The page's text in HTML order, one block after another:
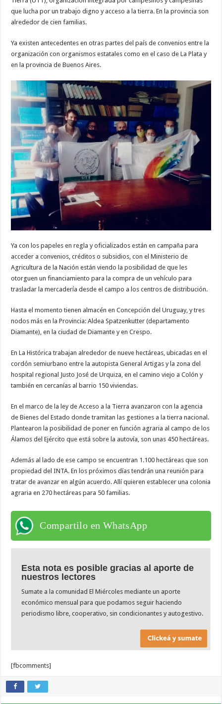
que lucha por un trabajo digno y acceso a la tierra. En la provincia son
alrededor de cien familias.
Ya existen antecedentes en otras partes del país de convenios entre la
organización con organismos estatales como en el caso de La Plata y
en la provincia de Buenos Aires.
Ya con los papeles en regla y oficializados están en campaña para
acceder a convenios, créditos o subsidios, con el Ministerio de
Agricultura de la Nación están viendo la posibilidad de que les
otorguen un financiamiento para la compra de un vehículo para
trasladar la mercadería desde el campo a los centros de distribución.
Hasta el momento tienen almacén en Concepción del Uruguay, y tres
nodos más en la Provincia: Aldea Spatzenkutter (departamento
Diamante), en la ciudad de Diamante y en Crespo.
En La Histórica trabajan alrededor de nueve hectáreas, ubicadas en el
cordón semiurbano entre la autopista General Artigas y la zona del
hospital regional Justo José de Urquiza, en el camino viejo a Colón y
también en cercanías al barrio 150 viviendas.
En el marco de la ley de Acceso a la Tierra avanzaron con la agencia
de Bienes del Estado donde tramitan las gestiones a la tierra nacional.
Plantearon la posibilidad de poner en función agraria al campo de los
Álamos del Ejército que está sobre la autovía, son unas 450 hectáreas.
Además al lado de ese campo se encuentran 1.100 hectáreas que son
propiedad del INTA. En los próximos días tendrán una reunión para
tratar de avanzar en algún acuerdo. Allí quieren establecer una colonia
agraria en 270 hectáreas para 50 familias.
Compartilo en WhatsApp
Esta nota es posible gracias al aporte de
nuestros lectores
Sumate a la comunidad El Miércoles mediante un aporte
económico mensual para que podamos seguir haciendo
periodismo libre, cooperativo, sin condicionantes y autogestivo.
[fbcomments]